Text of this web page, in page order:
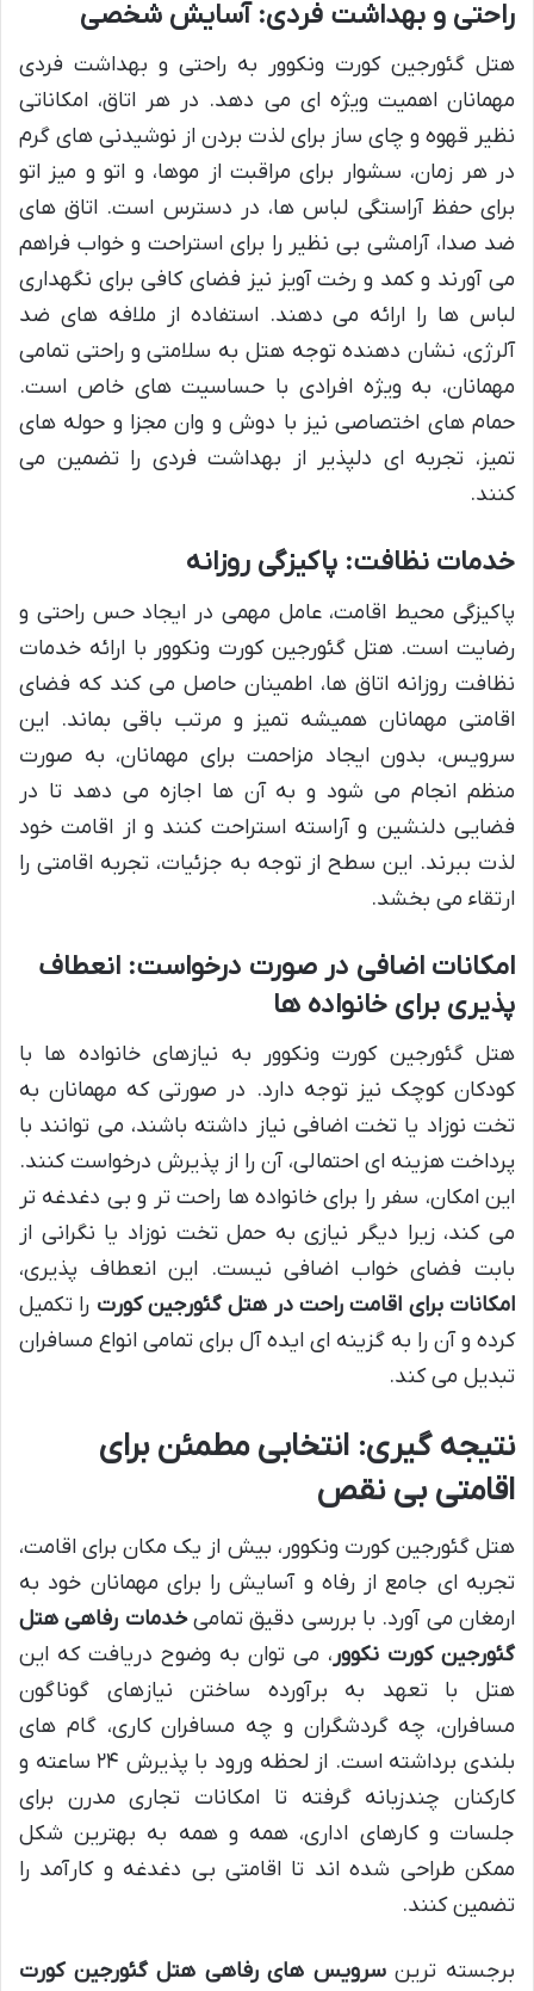
راحتی و بهداشت فردی: آسایش شخصی
هتل گئورجین کورت ونکوور به راحتی و بهداشت فردی
مهمانان اهمیت ویژه ای می دهد. در هر اتاق، امکاناتی
نظیر قهوه و چای ساز برای لذت بردن از نوشیدنی های گرم
در هر زمان، سشوار برای مراقبت از موها، و اتو و میز اتو
برای حفظ آراستگی لباس ها، در دسترس است. اتاق های
ضد صدا، آرامشی بی نظیر را برای استراحت و خواب فراهم
می آورند و کمد و رخت آویز نیز فضای کافی برای نگهداری
لباس ها را ارائه می دهند. استفاده از ملافه های ضد
آلرژی، نشان دهنده توجه هتل به سلامتی و راحتی تمامی
مهمانان، به ویژه افرادی با حساسیت های خاص است.
حمام های اختصاصی نیز با دوش و وان مجزا و حوله های
تمیز، تجربه ای دلپذیر از بهداشت فردی را تضمین می
کنند.
خدمات نظافت: پاکیزگی روزانه
پاکیزگی محیط اقامت، عامل مهمی در ایجاد حس راحتی و
رضایت است. هتل گئورجین کورت ونکوور با ارائه خدمات
نظافت روزانه اتاق ها، اطمینان حاصل می کند که فضای
اقامتی مهمانان همیشه تمیز و مرتب باقی بماند. این
سرویس، بدون ایجاد مزاحمت برای مهمانان، به صورت
منظم انجام می شود و به آن ها اجازه می دهد تا در
فضایی دلنشین و آراسته استراحت کنند و از اقامت خود
لذت ببرند. این سطح از توجه به جزئیات، تجربه اقامتی را
ارتقاء می بخشد.
امکانات اضافی در صورت درخواست: انعطاف
پذیری برای خانواده ها
هتل گئورجین کورت ونکوور به نیازهای خانواده ها با
کودکان کوچک نیز توجه دارد. در صورتی که مهمانان به
تخت نوزاد یا تخت اضافی نیاز داشته باشند، می توانند با
پرداخت هزینه ای احتمالی، آن را از پذیرش درخواست کنند.
این امکان، سفر را برای خانواده ها راحت تر و بی دغدغه تر
می کند، زیرا دیگر نیازی به حمل تخت نوزاد یا نگرانی از
بابت فضای خواب اضافی نیست. این انعطاف پذیری،
امکانات برای اقامت راحت در هتل گئورجین کورت را تکمیل
کرده و آن را به گزینه ای ایده آل برای تمامی انواع مسافران
تبدیل می کند.
نتیجه گیری: انتخابی مطمئن برای
اقامتی بی نقص
هتل گئورجین کورت ونکوور، بیش از یک مکان برای اقامت،
تجربه ای جامع از رفاه و آسایش را برای مهمانان خود به
ارمغان می آورد. با بررسی دقیق تمامیخدمات رفاهی هتل
گئورجین کورت نکوور ، می توان به وضوح دریافت که این
هتل با تعهد به برآورده ساختن نیازهای گوناگون
مسافران، چه گردشگران و چه مسافران کاری، گام های
بلندی برداشته است. از لحظه ورود با پذیرش ۲۴ ساعته و
کارکنان چندزبانه گرفته تا امکانات تجاری مدرن برای
جلسات و کارهای اداری، همه و همه به بهترین شکل
ممکن طراحی شده اند تا اقامتی بی دغدغه و کارآمد را
تضمین کنند.
برجسته ترینسرویس های رفاهی هتل گئورجین کورت